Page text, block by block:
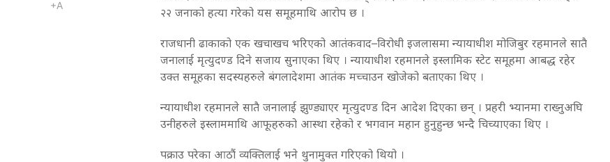
+A
२२ जनाको हत्या गरेको यस समूहमाथि आरोप छ ।
राजधानी ढाकाको एक खचाखच भरिएको आतंकवाद–विरोधी इजलासमा न्यायाधीश मोजिबुर रहमानले सातै
जनालाई मृत्युदण्ड दिने सजाय सुनाएका थिए । न्यायाधीश रहमानले इस्लामिक स्टेट समूहमा आबद्ध रहेर
उक्त समूहका सदस्यहरुले बंगलादेशमा आतंक मच्चाउन खोजेको बताएका थिए ।
न्यायाधीश रहमानले सातै जनालाई झुण्ड्याएर मृत्युदण्ड दिन आदेश दिएका छन् । प्रहरी भ्यानमा राख्नुअघि
उनीहरुले इस्लाममाथि आफूहरुको आस्था रहेको र भगवान महान हुनुहुन्छ भन्दै चिच्याएका थिए ।
पक्राउ परेका आठौं व्यक्तिलाई भने थुनामुक्त गरिएको थियो ।